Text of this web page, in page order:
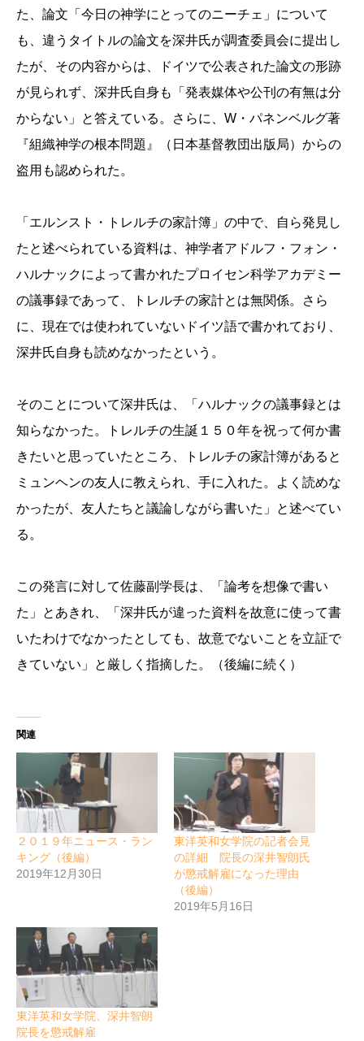
た、論文「今日の神学にとってのニーチェ」について
も、違うタイトルの論文を深井氏が調査委員会に提出し
たが、その内容からは、ドイツで公表された論文の形跡
が見られず、深井氏自身も「発表媒体や公刊の有無は分
からない」と答えている。さらに、W・パネンベルグ著
『組織神学の根本問題』（日本基督教団出版局）からの
盗用も認められた。
「エルンスト・トレルチの家計簿」の中で、自ら発見し
たと述べられている資料は、神学者アドルフ・フォン・
ハルナックによって書かれたプロイセン科学アカデミー
の議事録であって、トレルチの家計とは無関係。さら
に、現在では使われていないドイツ語で書かれており、
深井氏自身も読めなかったという。
そのことについて深井氏は、「ハルナックの議事録とは
知らなかった。トレルチの生誕１５０年を祝って何か書
きたいと思っていたところ、トレルチの家計簿があると
ミュンヘンの友人に教えられ、手に入れた。よく読めな
かったが、友人たちと議論しながら書いた」と述べてい
る。
この発言に対して佐藤副学長は、「論考を想像で書い
た」とあきれ、「深井氏が違った資料を故意に使って書
いたわけでなかったとしても、故意でないことを立証で
きていない」と厳しく指摘した。（後編に続く）
関連
２０１９年ニュース・ラン
キング（後編）
2019年12月30日
東洋英和女学院の記者会見
の詳細 院長の深井智朗氏
が懲戒解雇になった理由
（後編）
2019年5月16日
東洋英和女学院、深井智朗
院長を懲戒解雇